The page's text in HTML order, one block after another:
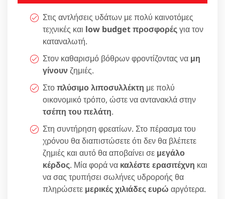
Στις αντλήσεις υδάτων με πολύ καινοτόμες
τεχνικές και low budget προσφορέςγια τον
καταναλωτή.
Στον καθαρισμό βόθρων φροντίζοντας να μη
γίνουνζημιές.
Στοπλύσιμο λιποσυλλέκτη με πολύ
οικονομικό τρόπο, ώστε να αντανακλά στην
τσέπη του πελάτη.
Στη συντήρηση φρεατίων. Στο πέρασμα του
χρόνου θα διαπιστώσετε ότι δεν θα βλέπετε
ζημιές και αυτό θα αποβαίνει σε μεγάλο
κέρδος. Μία φορά να καλέστε ερασιτέχνη και
να σας τρυπήσει σωλήνες υδροροής θα
πληρώσετε μερικές χιλιάδες ευρώ αργότερα.